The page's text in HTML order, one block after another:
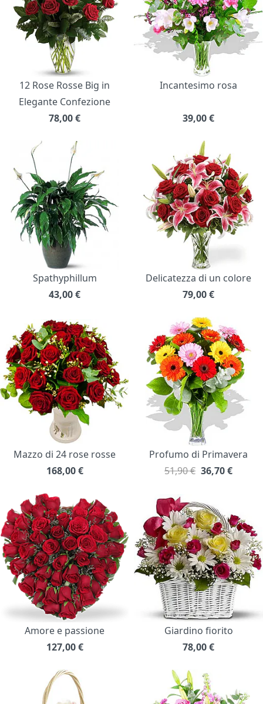
12 Rose Rosse Big in
Elegante Confezione
78,00€
Incantesimo rosa
39,00€
Spathyphillum
43,00€
Delicatezza di un colore
79,00€
Mazzo di 24 rose rosse
168,00 €
Profumo di Primavera
51,90 € 36,70€
Amore e passione
127,00 €
Giardino fiorito
78,00€